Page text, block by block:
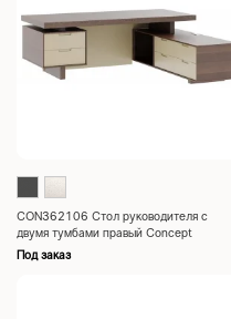
CON362106 Стол руководителя с
двумя тумбами правый Concept
2200x2040x760
Под заказ